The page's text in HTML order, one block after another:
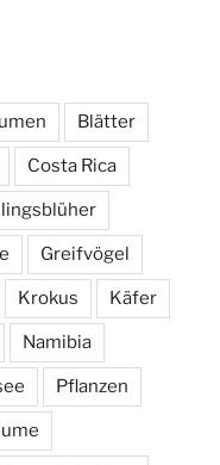
Blätter
Costa Rica
Greifvögel
Krokus Käfer
Namibia
Pflanzen